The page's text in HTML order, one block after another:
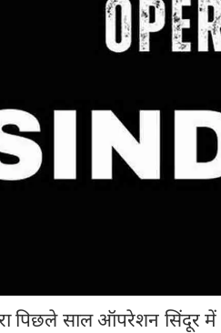
पिछले साल ऑपरेशन सिंदूर